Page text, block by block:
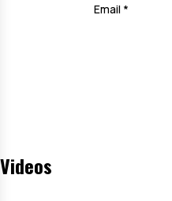
Email *
Videos